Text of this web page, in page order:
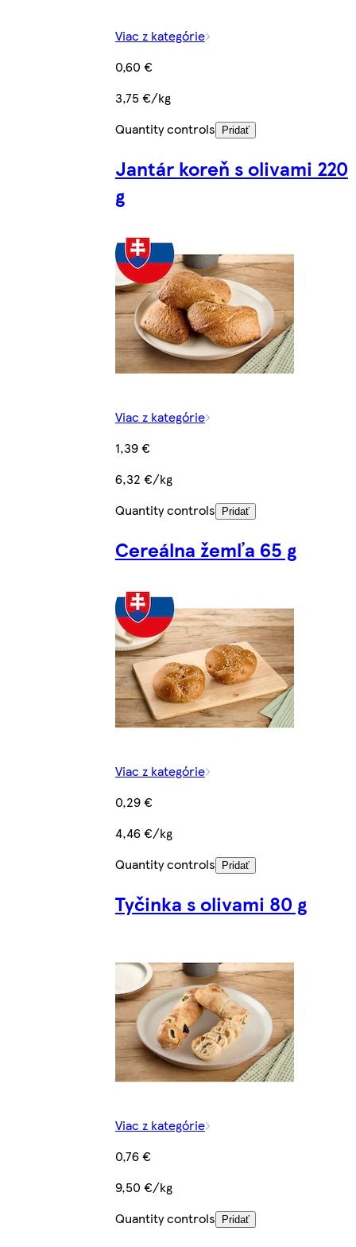
Viac z kategórie
0,60 €
3,75 €/kg
Quantity controls
Pridať
Jantár koreň s olivami 220
g
Viac z kategórie
1,39 €
6,32 €/kg
Quantity controls
Pridať
Cereálna žemľa 65 g
Viac z kategórie
0,29 €
4,46 €/kg
Quantity controls
Pridať
Tyčinka s olivami 80 g
Viac z kategórie
0,76 €
9,50 €/kg
Quantity controls
Pridať